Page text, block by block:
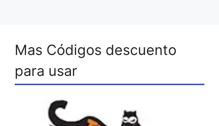
Mas Códigos descuento
para usar